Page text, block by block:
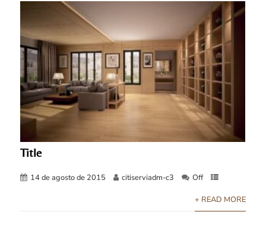
Title
14 de agosto de 2015 citiserviadm-c3 Off
+ READ MORE